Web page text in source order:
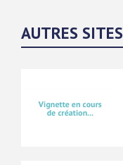
AUTRES SITES